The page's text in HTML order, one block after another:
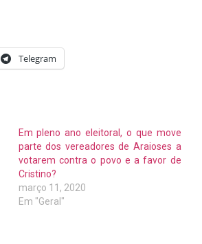
Telegram
Em pleno ano eleitoral, o que move
parte dos vereadores de Araioses a
votarem contra o povo e a favor de
Cristino?
março 11, 2020
Em "Geral"